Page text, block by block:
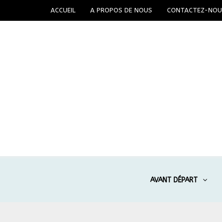
ACCUEIL A PROPOS DE NOUS CONTACTEZ-
AVANT DÉPART